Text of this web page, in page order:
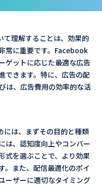
理解することは、効果的
常に重要です。Facebook
ゲットに応じた最適な広告
できます。特に、広告の配
は、広告費用の効率的な活
は、まずその目的と種類
は、認知度向上やコンバー
式を選ぶことで、より効果
。また、配信最適化のポイ
ーザーに適切なタイミング